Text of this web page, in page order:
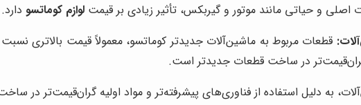
اصلی و حیاتی مانند موتور و گیربکس، تأثیر زیادی بر قیمت لوازم کوماتسو دارد.
قطعات مربوط به ماشین‌آلات جدیدتر کوماتسو، معمولاً قیمت بالاتری
گران‌قیمت‌تر در ساخت قطعات جدیدتر است.
به دلیل استفاده از فناوری‌های پیشرفته‌تر و مواد اولیه گران‌قیمت‌تر در